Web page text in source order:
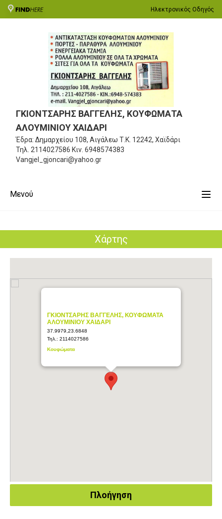
Ηλεκτρονικός Οδηγός
ΓΚΙΟΝΤΣΑΡΗΣ ΒΑΓΓΕΛΗΣ, ΚΟΥΦΩΜΑΤΑ
ΑΛΟΥΜΙΝΙΟΥ ΧΑΙΔΑΡΙ
Έδρα: Δημαρχείου 108, Αιγάλεω Τ.Κ. 12242, Χαϊδάρι
Τηλ. 2114027586 Κιν. 6948574383
Vangjel_gjoncari@yahoo.gr
Μενού
Χάρτης
ΓΚΙΟΝΤΣΑΡΗΣ ΒΑΓΓΕΛΗΣ, ΚΟΥΦΩΜΑΤΑ
ΑΛΟΥΜΙΝΙΟΥ ΧΑΙΔΑΡΙ
37.9979,23.6848
Τηλ.: 2114027586
Κουφώματα
Πλοήγηση